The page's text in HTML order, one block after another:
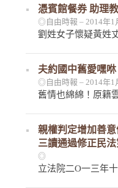
憑賓館餐券 助理
◎自由時報 – 2014年1
劉姓女子懷疑黃姓
夫約國中舊愛嘿
◎自由時報 – 2014年1
舊情也綿綿！原籍
親權判定增加善
三讀通過修正民法
◎
立法院二O一三年